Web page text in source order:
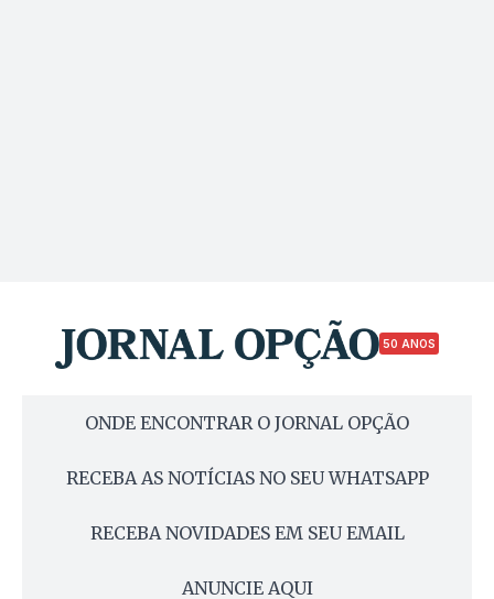
50 ANOS
ONDE ENCONTRAR O JORNAL OPÇÃO
RECEBA AS NOTÍCIAS NO SEU WHATSAPP
RECEBA NOVIDADES EM SEU EMAIL
ANUNCIE AQUI